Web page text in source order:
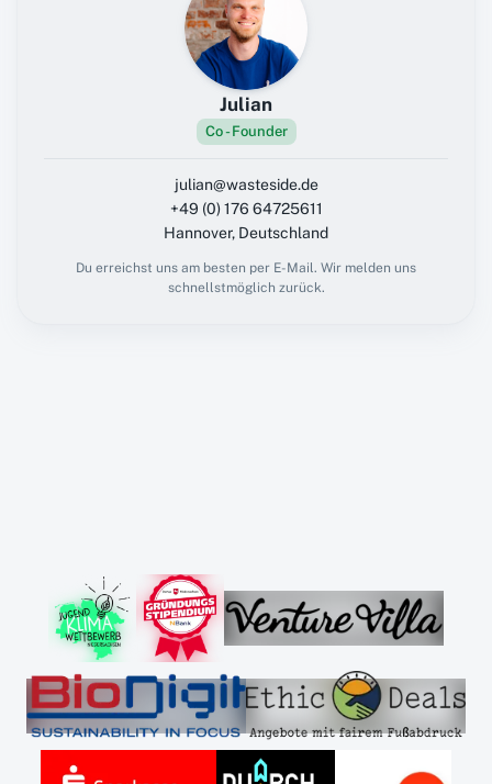
Julian
Co - Founder
julian@wasteside.de
+49 (0) 176 64725611
Hannover, Deutschland
Du erreichst uns am besten per E-Mail. Wir melden uns
schnellstmöglich zurück.